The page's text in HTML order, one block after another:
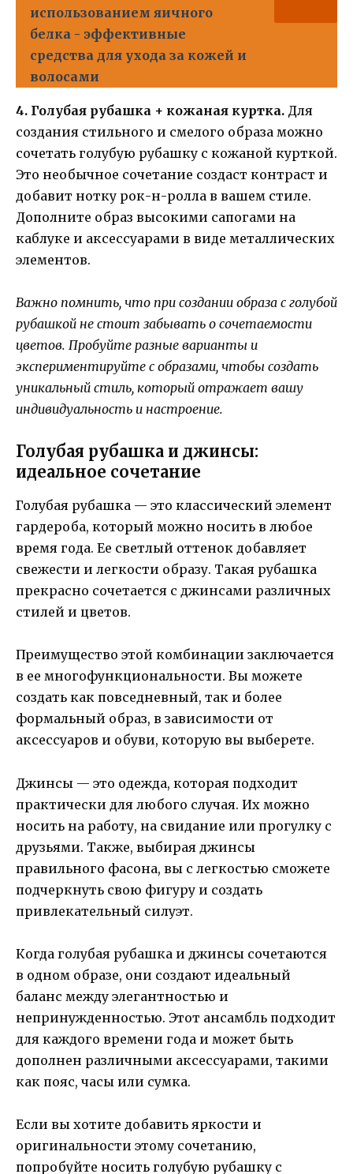
использованием яичного
белка - эффективные
средства для ухода за кожей и
волосами
4. Голубая рубашка + кожаная куртка. Для
создания стильного и смелого образа можно
сочетать голубую рубашку с кожаной курткой.
Это необычное сочетание создаст контраст и
добавит нотку рок-н-ролла в вашем стиле.
Дополните образ высокими сапогами на
каблуке и аксессуарами в виде металлических
элементов.
Важно помнить, что при создании образа с голубой
рубашкой не стоит забывать о сочетаемости
цветов. Пробуйте разные варианты и
экспериментируйте с образами, чтобы создать
уникальный стиль, который отражает вашу
индивидуальность и настроение.
Голубая рубашка и джинсы:
идеальное сочетание
Голубая рубашка — это классический элемент
гардероба, который можно носить в любое
время года. Ее светлый оттенок добавляет
свежести и легкости образу. Такая рубашка
прекрасно сочетается с джинсами различных
стилей и цветов.
Преимущество этой комбинации заключается
в ее многофункциональности. Вы можете
создать как повседневный, так и более
формальный образ, в зависимости от
аксессуаров и обуви, которую вы выберете.
Джинсы — это одежда, которая подходит
практически для любого случая. Их можно
носить на работу, на свидание или прогулку с
друзьями. Также, выбирая джинсы
правильного фасона, вы с легкостью сможете
подчеркнуть свою фигуру и создать
привлекательный силуэт.
Когда голубая рубашка и джинсы сочетаются
в одном образе, они создают идеальный
баланс между элегантностью и
непринужденностью. Этот ансамбль подходит
для каждого времени года и может быть
дополнен различными аксессуарами, такими
как пояс, часы или сумка.
Если вы хотите добавить яркости и
оригинальности этому сочетанию,
попробуйте носить голубую рубашку с